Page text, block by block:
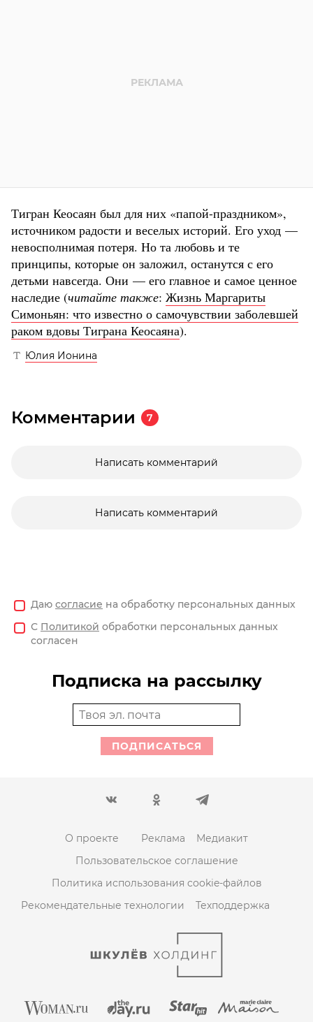
Тигран Кеосаян был для них «папой-праздником»,
источником радости и веселых историй. Его уход —
невосполнимая потеря. Но та любовь и те
принципы, которые он заложил, останутся с его
детьми навсегда. Они — его главное и самое ценное
наследие (читайте также: Жизнь Маргариты
Симоньян: что известно о самочувствии заболевшей
раком вдовы Тиграна Кеосаяна).
Юлия Ионина
Комментарии 7
Написать комментарий
Написать комментарий
Даю согласие на обработку персональных данных
С Политикой обработки персональных данных
согласен
Подписка на рассылку
ПОДПИСАТЬСЯ
О проекте Реклама
Медиакит
Пользовательское соглашение
Политика использования cookie-файлов
Рекомендательные технологии
Техподдержка